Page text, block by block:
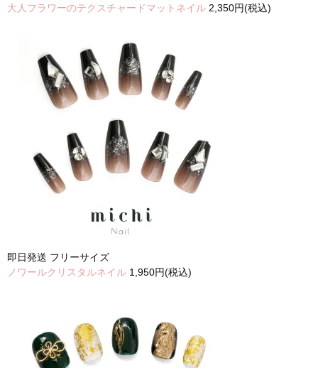
大人フラワーのテクスチャードマットネイル 2,350円(税込)
即日発送 フリーサイズ
ノワールクリスタルネイル 1,950円(税込)